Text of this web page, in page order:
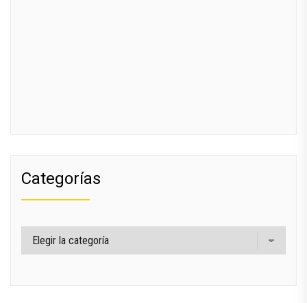
Categorías
Categorías